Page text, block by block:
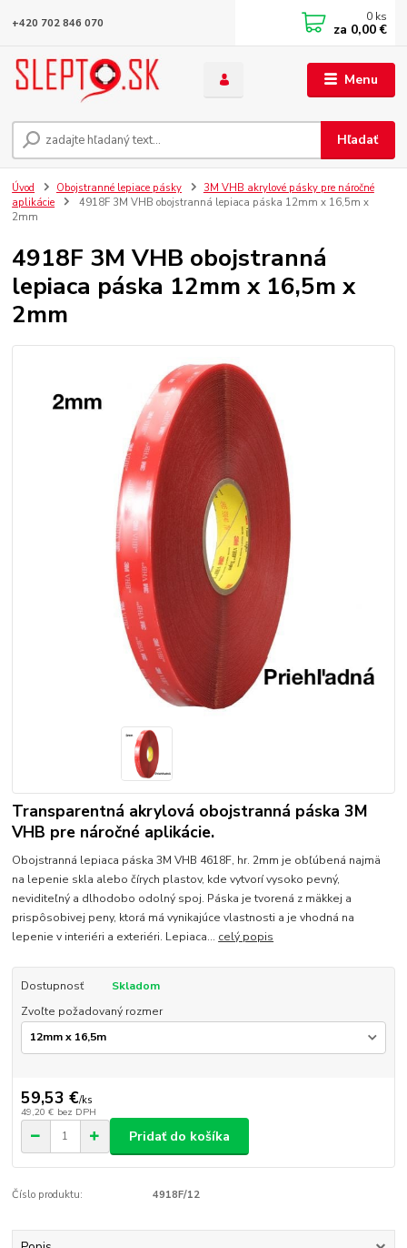
Menu
Hľadať
+420 702 846 070 0 ks
za 0,00 €
Úvod Obojstranné lepiace pásky
3M VHB akrylové pásky pre náročné
aplikácie
4918F 3M VHB obojstranná lepiaca páska 12mm x 16,5m x
2mm
4918F 3M VHB obojstranná
lepiaca páska 12mm x 16,5m x
2mm
Transparentná akrylová obojstranná páska 3M
VHB pre náročné aplikácie.
Obojstranná lepiaca páska 3M VHB 4618F, hr. 2mm je obľúbená najmä
na lepenie skla alebo čírych plastov, kde vytvorí vysoko pevný,
neviditeľný a dlhodobo odolný spoj. Páska je tvorená z mäkkej a
prispôsobivej peny, ktorá má vynikajúce vlastnosti a je vhodná na
lepenie v interiéri a exteriéri. Lepiaca... celý popis
Dostupnosť
Skladom
Zvoľte požadovaný rozmer
59,53 €/ks
49,20 € bez DPH
Pridať do košíka
Číslo produktu: 4918F/12